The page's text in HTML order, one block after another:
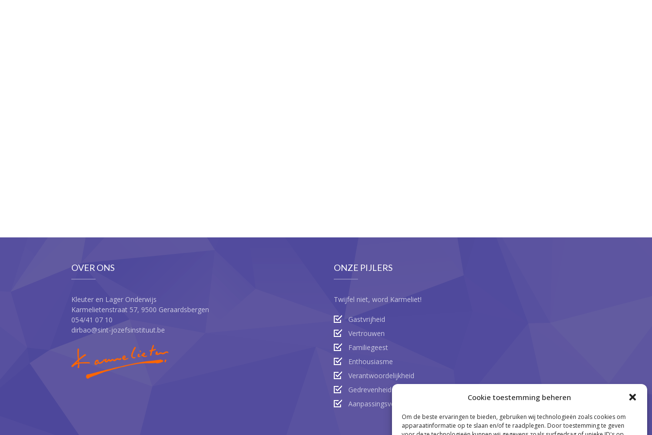
Cookie toestemming beheren
Om de beste ervaringen te bieden, gebruiken wij technologieën zoals cookies om
apparaatinformatie op te slaan en/of te raadplegen. Door toestemming te geven
OVER ONS
Kleuter en Lager Onderwijs
Karmelietenstraat 57, 9500 Geraardsbergen
054/41 07 10
dirbao@sint-jozefsinstituut.be
ONZE PIJLERS
Twijfel niet, word Karmeliet!
Gastvrijheid
Vertrouwen
Familiegeest
Enthousiasme
Verantwoordelijkheid
Gedrevenheid
Aanpassingsvermogen